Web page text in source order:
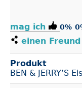
mag ich 0%
einen
Produkt
BEN & JERRY’S